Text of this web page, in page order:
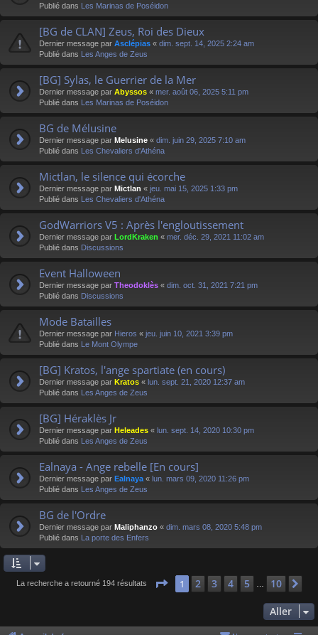
Publié dans Les Marinas de Poséidon
[BG de CLAN] Zeus, Roi des Dieux
Dernier message par Asclépias « dim. sept. 14, 2025 2:24 am
Publié dans Les Anges de Zeus
[BG] Sylas, le Guerrier de la Mer
Dernier message par Abyssos « mer. août 06, 2025 5:11 pm
Publié dans Les Marinas de Poséidon
BG de Mélusine
Dernier message par Melusine « dim. juin 29, 2025 7:10 am
Publié dans Les Chevaliers d'Athéna
Mictlan, le silence qui écorche
Dernier message par Mictlan « jeu. mai 15, 2025 1:33 pm
Publié dans Les Chevaliers d'Athéna
GodWarriors V5 : Après l'engloutissement
Dernier message par LordKraken « mer. déc. 29, 2021 11:02 am
Publié dans Discussions
Event Halloween
Dernier message par Theodoklès « dim. oct. 31, 2021 7:21 pm
Publié dans Discussions
Mode Batailles
Dernier message par Hieros « jeu. juin 10, 2021 3:39 pm
Publié dans Le Mont Olympe
[BG] Kratos, l'ange spartiate (en cours)
Dernier message par Kratos « lun. sept. 21, 2020 12:37 am
Publié dans Les Anges de Zeus
[BG] Héraklès Jr
Dernier message par Heleades « lun. sept. 14, 2020 10:30 pm
Publié dans Les Anges de Zeus
Ealnaya - Ange rebelle [En cours]
Dernier message par Ealnaya « lun. mars 09, 2020 11:26 pm
Publié dans Les Anges de Zeus
BG de l'Ordre
Dernier message par Maliphanzo « dim. mars 08, 2020 5:48 pm
Publié dans La porte des Enfers
La recherche a retourné 194 résultats Page 1sur 10
1 2 3 4 5 10
Aller